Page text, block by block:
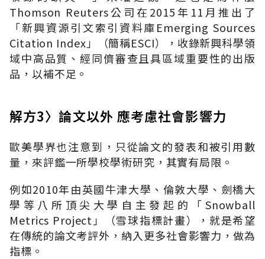
Thomson Reuters公司在2015年11月推出了
「新興資源引文索引資料庫Emerging Sources
Citation Index」（簡稱ESCI），收錄新興科學領
域中高品質、經同儕審查且具區域重要性的出版
品，以補不足。
解方3〉論文以外 應考慮社會影響力
歐美學界也注意到，只從論文的發表和被引用數
量，來評鑑一所學校學術研究，其實有局限。
例如2010年由英國牛津大學、倫敦大學、劍橋大
學等八所頂尖大學自主發起的「Snowball
Metrics Project」（雪球指標計畫），就是希望
在傳統的論文考評外，納入更多社會影響力，做為
指標。